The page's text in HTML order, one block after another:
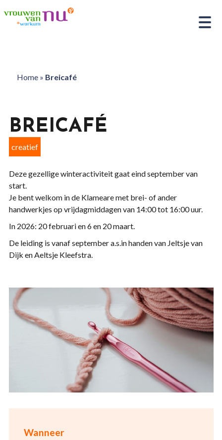
Home» Breicafé
Wanneer
BREICAFÉ
creatief
Deze gezellige winteractiviteit gaat eind september van
start.
Je bent welkom in de Klameare met brei- of ander
handwerkjes op vrijdagmiddagen van 14:00 tot 16:00 uur.
In 2026: 20 februari en 6 en 20 maart.
De leiding is vanaf september a.s.in handen van Jeltsje van
Dijk en Aeltsje Kleefstra.